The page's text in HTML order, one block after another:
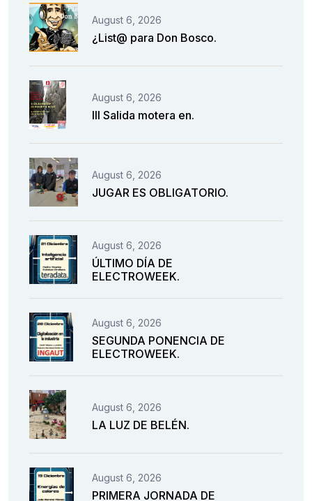
August 6, 2026
¿List@ para Don Bosco.
August 6, 2026
III Salida motera en.
August 6, 2026
JUGAR ES OBLIGATORIO.
August 6, 2026
ÚLTIMO DÍA DE
ELECTROWEEK.
August 6, 2026
SEGUNDA PONENCIA DE
ELECTROWEEK.
August 6, 2026
LA LUZ DE BELÉN.
August 6, 2026
PRIMERA JORNADA DE